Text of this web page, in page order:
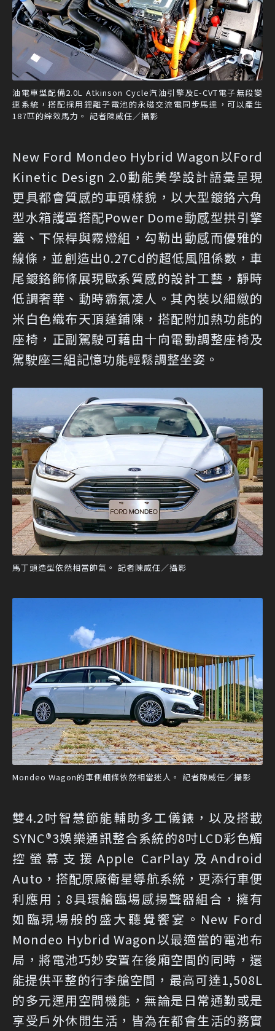
油電車型配備2.0L Atkinson Cycle汽油引擎及E-CVT電子無段變
速系統，搭配採用鋰離子電池的永磁交流電同步馬達，可以產生
187匹的綜效馬力。 記者陳威任／攝影
New Ford Mondeo Hybrid Wagon以Ford
Kinetic Design 2.0動能美學設計語彙呈現
更具都會質感的車頭樣貌，以大型鍍鉻六角
型水箱護罩搭配Power Dome動感型拱引擎
蓋、下保桿與霧燈組，勾勒出動感而優雅的
線條，並創造出0.27Cd的超低風阻係數，車
尾鍍鉻飾條展現歐系質感的設計工藝，靜時
低調奢華、動時霸氣凌人。其內裝以細緻的
米白色織布天頂蓬鋪陳，搭配附加熱功能的
座椅，正副駕駛可藉由十向電動調整座椅及
駕駛座三組記憶功能輕鬆調整坐姿。
馬丁頭造型依然相當帥氣。 記者陳威任／攝影
Mondeo Wagon的車側細條依然相當迷人。 記者陳威任／攝影
雙4.2吋智慧節能輔助多工儀錶，以及搭載
SYNC®3娛樂通訊整合系統的8吋LCD彩色觸
控螢幕支援Apple CarPlay及Android
Auto，搭配原廠衛星導航系統，更添行車便
利應用；8具環艙臨場感揚聲器組合，擁有
如臨現場般的盛大聽覺饗宴。New Ford
Mondeo Hybrid Wagon以最適當的電池布
局，將電池巧妙安置在後廂空間的同時，還
能提供平整的行李艙空間，最高可達1,508L
的多元運用空間機能，無論是日常通勤或是
享受戶外休閒生活，皆為在都會生活的務實